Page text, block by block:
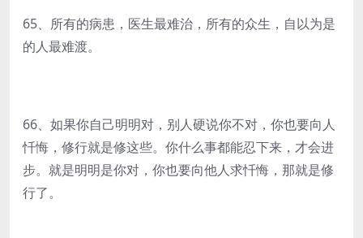
65、所有的病患，医生最难治，所有的众生，自以为是
的人最难渡。
66、如果你自己明明对，别人硬说你不对，你也要向人
忏悔，修行就是修这些。你什么事都能忍下来，才会进
步。就是明明是你对，你也要向他人求忏悔，那就是修
行了。